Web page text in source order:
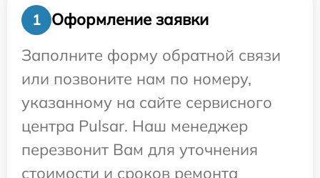
1
Оформление заявки
Заполните форму обратной связи
или позвоните нам по номеру,
указанному на сайте сервисного
центра Pulsar. Наш менеджер
перезвонит Вам для уточнения
стоимости и сроков ремонта